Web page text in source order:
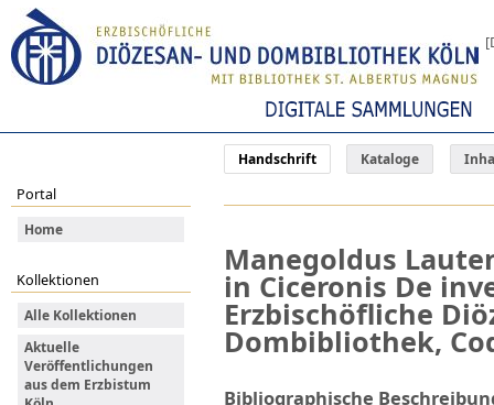
Handschrift Kataloge
Portal
Home
Kollektionen
Alle Kollektionen
Aktuelle
Veröffentlichungen
aus dem Erzbistum
Manegoldus
in Ciceronis De
Erzbischöfliche
Dombibliothek,
Bibliographische